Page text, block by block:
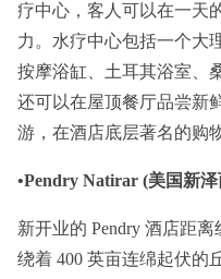
疗中心，客人可以在一天
力。水疗中心包括一个大
按摩浴缸、土耳其浴室、
还可以在屋顶餐厅品尝新
游，在酒店底层著名的购
•Pendry Natirar (美国新
新开业的 Pendry 酒店距
绕着 400 英亩连绵起伏的